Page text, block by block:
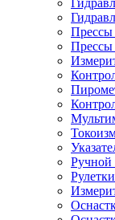
Прессы
Прессы
Ручной